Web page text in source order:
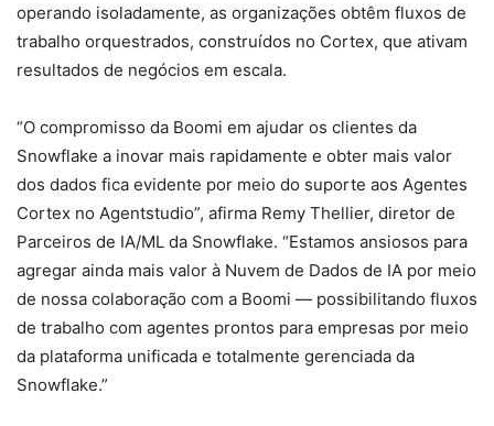
operando isoladamente, as organizações obtêm fluxos de
trabalho orquestrados, construídos no Cortex, que ativam
resultados de negócios em escala.
“O compromisso da Boomi em ajudar os clientes da
Snowflake a inovar mais rapidamente e obter mais valor
dos dados fica evidente por meio do suporte aos Agentes
Cortex no Agentstudio”, afirma Remy Thellier, diretor de
Parceiros de IA/ML da Snowflake. “Estamos ansiosos para
agregar ainda mais valor à Nuvem de Dados de IA por meio
de nossa colaboração com a Boomi — possibilitando fluxos
de trabalho com agentes prontos para empresas por meio
da plataforma unificada e totalmente gerenciada da
Snowflake.”